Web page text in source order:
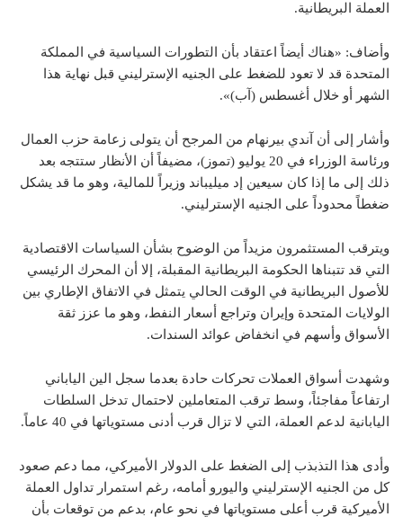
العملة البريطانية.
وأضاف: «هناك أيضاً اعتقاد بأن التطورات السياسية في المملكة
المتحدة قد لا تعود للضغط على الجنيه الإسترليني قبل نهاية هذا
الشهر أو خلال أغسطس (آب)».
وأشار إلى أن آندي بيرنهام من المرجح أن يتولى زعامة حزب العمال
ورئاسة الوزراء في 20 يوليو (تموز)، مضيفاً أن الأنظار ستتجه بعد
ذلك إلى ما إذا كان سيعين إد ميليباند وزيراً للمالية، وهو ما قد يشكل
ضغطاً محدوداً على الجنيه الإسترليني.
ويترقب المستثمرون مزيداً من الوضوح بشأن السياسات الاقتصادية
التي قد تتبناها الحكومة البريطانية المقبلة، إلا أن المحرك الرئيسي
للأصول البريطانية في الوقت الحالي يتمثل في الاتفاق الإطاري بين
الولايات المتحدة وإيران وتراجع أسعار النفط، وهو ما عزز ثقة
الأسواق وأسهم في انخفاض عوائد السندات.
وشهدت أسواق العملات تحركات حادة بعدما سجل الين الياباني
ارتفاعاً مفاجئاً، وسط ترقب المتعاملين لاحتمال تدخل السلطات
اليابانية لدعم العملة، التي لا تزال قرب أدنى مستوياتها في 40 عاماً.
وأدى هذا التذبذب إلى الضغط على الدولار الأميركي، مما دعم صعود
كل من الجنيه الإسترليني واليورو أمامه، رغم استمرار تداول العملة
الأميركية قرب أعلى مستوياتها في نحو عام، بدعم من توقعات بأن